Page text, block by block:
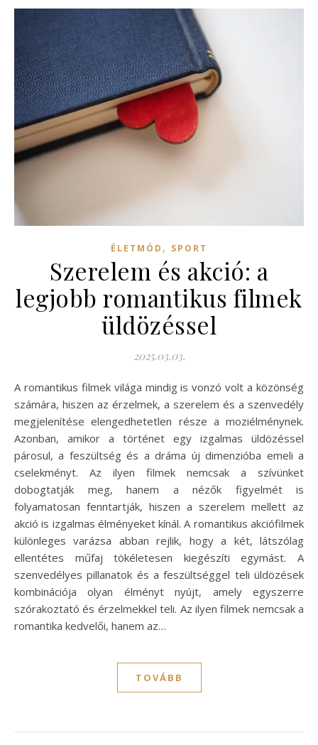
ÉLETMÓD , SPORT
Szerelem és akció: a
legjobb romantikus filmek
üldözéssel
2025.03.03.
A romantikus filmek világa mindig is vonzó volt a közönség
számára, hiszen az érzelmek, a szerelem és a szenvedély
megjelenítése elengedhetetlen része a moziélménynek.
Azonban, amikor a történet egy izgalmas üldözéssel
párosul, a feszültség és a dráma új dimenzióba emeli a
cselekményt. Az ilyen filmek nemcsak a szívünket
dobogtatják meg, hanem a nézők figyelmét is
folyamatosan fenntartják, hiszen a szerelem mellett az
akció is izgalmas élményeket kínál. A romantikus akciófilmek
különleges varázsa abban rejlik, hogy a két, látszólag
ellentétes műfaj tökéletesen kiegészíti egymást. A
szenvedélyes pillanatok és a feszültséggel teli üldözések
kombinációja olyan élményt nyújt, amely egyszerre
szórakoztató és érzelmekkel teli. Az ilyen filmek nemcsak a
romantika kedvelői, hanem az…
TOVÁBB